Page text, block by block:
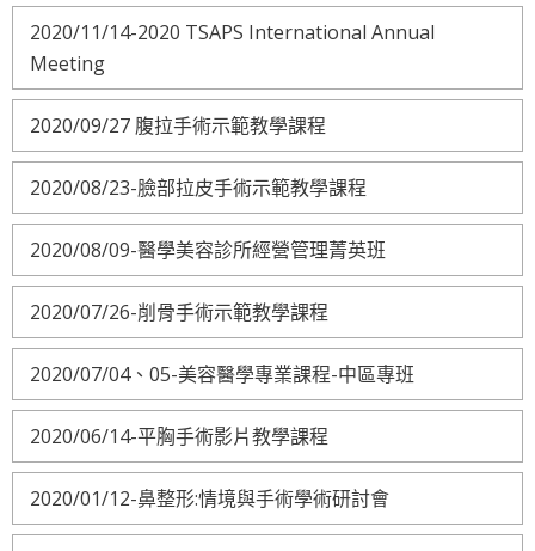
2020/11/14-2020 TSAPS International Annual
Meeting
2020/09/27 腹拉手術示範教學課程
2020/08/23-臉部拉皮手術示範教學課程
2020/08/09-醫學美容診所經營管理菁英班
2020/07/26-削骨手術示範教學課程
2020/07/04、05-美容醫學專業課程-中區專班
2020/06/14-平胸手術影片教學課程
2020/01/12-鼻整形:情境與手術學術研討會